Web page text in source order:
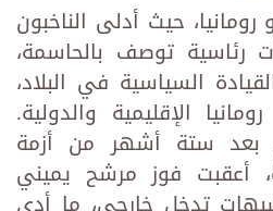
حيث أدلى الناخبون
رئاسية توصف بالحاسمة،
السياسية في البلاد،
الإقليمية والدولية.
بعد ستة أشهر من أزمة
أعقبت فوز مرشح يميني